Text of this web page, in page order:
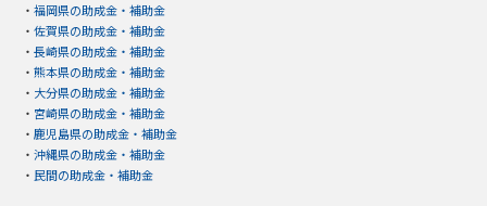
・ 福岡県の助成金・補助金
・ 佐賀県の助成金・補助金
・ 長崎県の助成金・補助金
・ 熊本県の助成金・補助金
・ 大分県の助成金・補助金
・ 宮崎県の助成金・補助金
・ 鹿児島県の助成金・補助金
・ 沖縄県の助成金・補助金
・ 民間の助成金・補助金